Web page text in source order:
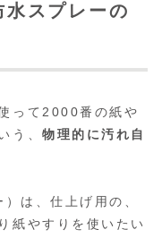
水スプレーの
って2000番の紙や
う、物理的に汚れ自
は、仕上げ用の、
紙やすりを使いたい